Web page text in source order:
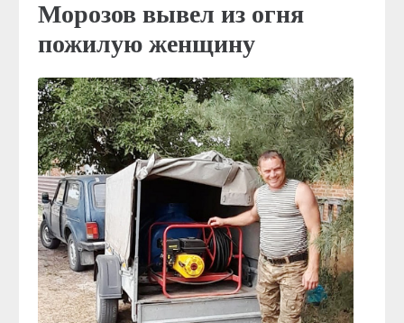
Морозов вывел из огня
пожилую женщину